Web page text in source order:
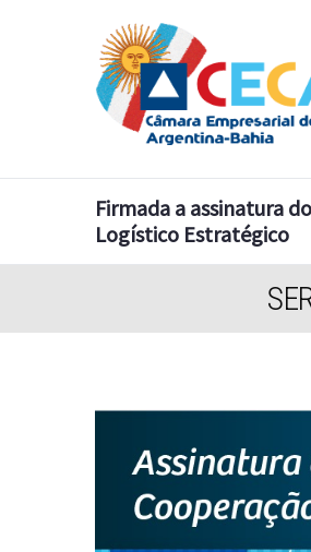
Firmada a assinatura
Logístico Estratégico